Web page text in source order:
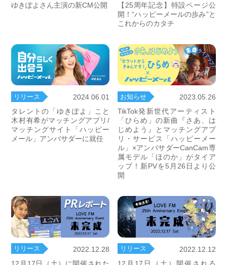
ゆきぽよさん主演の新CM公開
【25周年記念】特設ページ公
開！“ハッピーメールの歩み”と
これからのカタチ
リリース
2024.06.01
タレントの「ゆきぽよ」こと
木村有希がマッチングアプリ/
マッチングサイト「ハッピー
メール」アンバサダーに就任
お知らせ
2023.05.26
TikTok発新世代アーティスト
「ひらめ」の新曲『さあ、は
じめよう』とマッチングアプ
リ・サービス「ハッピーメー
ル」×アンバサダーCanCam専
属モデル「ほのか」がタイア
ップ！新PVを5月26日より公
開
リリース
2022.12.28
リリース
2022.12.12